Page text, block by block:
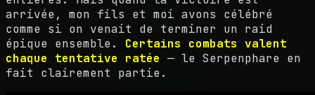
arrivée, mon fils et moi avons célébré
comme si on venait de terminer un raid
épique ensemble. Certains combats valent
chaque tentative ratée — le Serpenphare en
fait clairement partie.